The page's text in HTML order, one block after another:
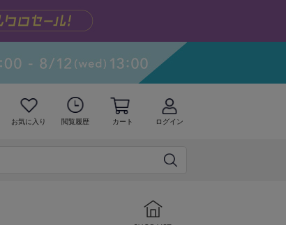
お気に入り 閲覧履歴 カート ログイン